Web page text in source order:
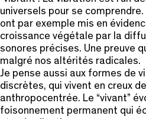
universels pour se
ont par exemple mis en
croissance végétale par la
sonores précises. Une preuve
malgré nos altérités radicales.
Je pense aussi aux formes de
discrètes, qui vivent en creux
anthropocentrée. Le “vivant”
foisonnement permanent qui